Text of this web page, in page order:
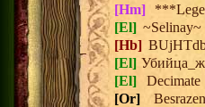
[Hm]
[El] ~Selinay~
[Hb]
[El]
[El] Decimate
[Or]